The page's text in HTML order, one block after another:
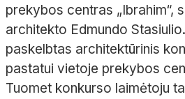
prekybos centras „Ibrahim“,
architekto Edmundo
paskelbtas architektūrinis
pastatui vietoje prekybos
Tuomet konkurso laimėtoju